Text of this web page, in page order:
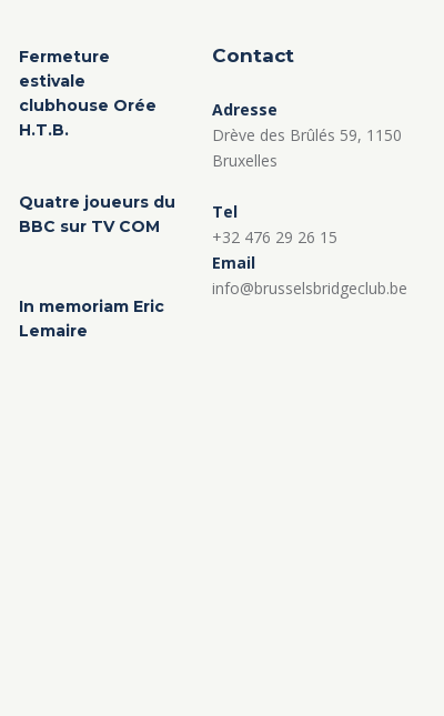
Fermeture
estivale
clubhouse Orée
H.T.B.
Quatre joueurs du
BBC sur TV COM
In memoriam Eric
Lemaire
Contact
Adresse
Drève des Brûlés 59, 1150
Bruxelles
Tel
+32 476 29 26 15
Email
info@brusselsbridgeclub.be